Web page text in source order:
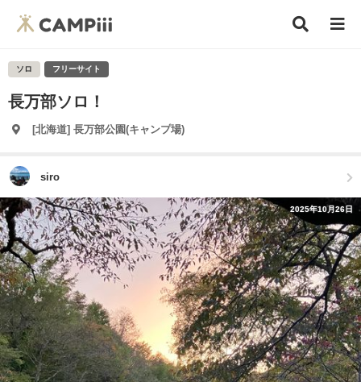
ソロ フリーサイト
長万部ソロ！
[北海道] 長万部公園(キャンプ場)
siro
2025年10月26日